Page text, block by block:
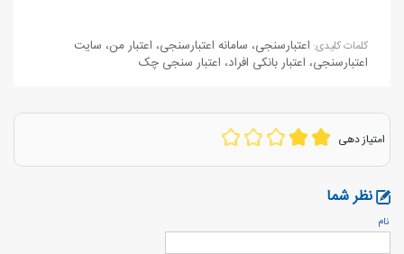
كلمات كليدی: اعتبارسنجی، سامانه اعتبارسنجی، اعتبار من، سایت
اعتبارسنجی، اعتبار بانکی افراد، اعتبار سنجی چک
امتیاز دهی
نظر شما
نام